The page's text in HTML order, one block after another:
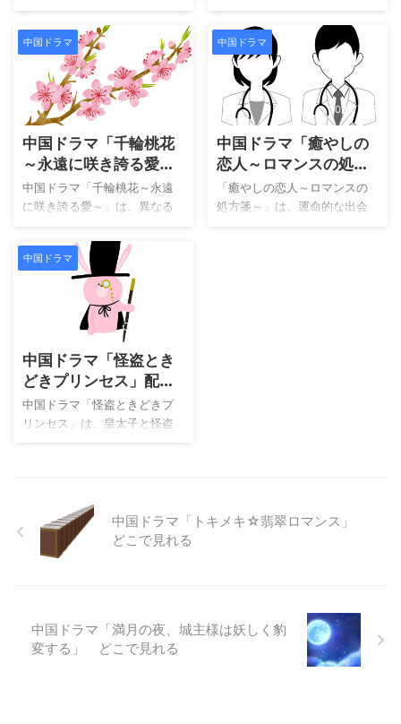
という途方もない時の流れを
超えて描かれるファンタジー
ラブストーリーです。 愛する
者を自らの手で葬らなければ
ならなかった悲劇の運命から
始まり、失われた記憶、隠さ
れた真実、そして再び巡り会
う宿命の恋が壮大なスケール
で描かれます。 物語の中心と
なるのは、天族の戦神である
瓔珞と、龍族の尊主である龍
銜です。本来であれば決して
も、深い絆で結ばれた２人
は、幾度となく試練に直面し
ます。 本作は単なる恋愛ドラ
マではありません。種族間の
対立や権 ...
年に制作・配信された時代劇
ロマンスです。物語は、王女
と宰相という高い身分にある
男女が、過去にタイムリープ
（記憶を持った状態で過去へ
戻る）し、すれ違いと誤解に
巻き込まれた運命をもう一度
やり直そうとするもので
す。“前の人生での愛の後
悔”と“政治・権力の陰謀”が絡
み合い、ただの恋愛ドラマで
はなく、宮廷ドラマとしての
中国ドラマ
2026/7/22
中国ドラマ「千輪桃花
～永遠に咲き誇る愛
～」配信どこでみれ
る？
中国ドラマ「千輪桃花～永遠
に咲き誇る愛～」は、異なる
種族が混ざり合う幻想世界を
舞台に、運命に抗う男女の深
い絆を描いたファンタジーロ
マンス時代劇です。神や妖、
人が共に存在する世界観が丁
寧に描かれており、まるで古
代神話を読むような没入感を
味わえる作品です。 主人公の
謝雪臣はもともと擁雪城の少
ある桑岐に捕らわれ、熔淵で
厳しい刑罰を受けるところか
です。ふたりの出会いは過酷
な環境の中で訪れますが、懸
鈴が雪臣に突然口 ...
中国ドラマ
2026/7/22
中国ドラマ「癒やしの
恋人～ロマンスの処方
箋～」配信どこでみれ
る？キャスト・あらす
じ・感想まとめ
「癒やしの恋人～ロマンスの
処方箋～」は、運命的な出会
いから始まる、心と身体の傷
感とラブストーリーのときめ
中国ドラマ
中国ドラマ「怪盗とき
どきプリンセス」配信
どこでみれる？
中国ドラマ「怪盗ときどきプ
リンセス」は、皇太子と怪盗
姫が織りなす入れ替わりラブ
賊・小豆子。ある夜、ふたり
の魂が入れ替わってしまった
ことで、宮中と江湖をまたに
魅力で、見る方を飽きさせま
せん。主演のジャン・ミアオ
中国ドラマ「トキメキ☆翡翠ロマンス」
どこで見れる
中国ドラマ「満月の夜、城主様は妖しく豹
変する」 どこで見れる